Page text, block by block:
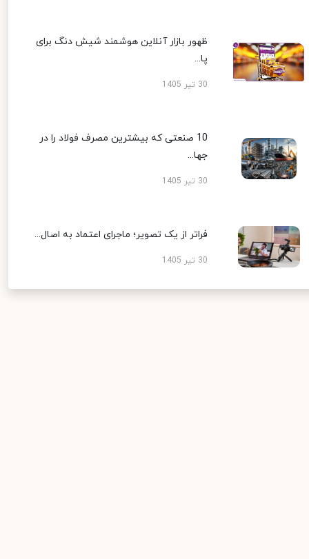
ظهور بازار آنلاین هوشمند شیش دنگ برای
پا...
30 تیر 1405
10 صنعتی که بیشترین مصرف فولاد را در
جها...
30 تیر 1405
فراتر از یک تصویر؛ ماجرای اعتماد به اصال...
30 تیر 1405